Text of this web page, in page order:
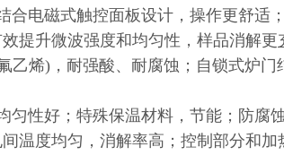
合电磁式触控面板设计，操作更舒适
提升微波强度和均匀性，样品消解更
乙烯)，耐强酸、耐腐蚀；自锁式炉
匀性好；特殊保温材料，节能；防腐
温度均匀，消解率高；控制部分和